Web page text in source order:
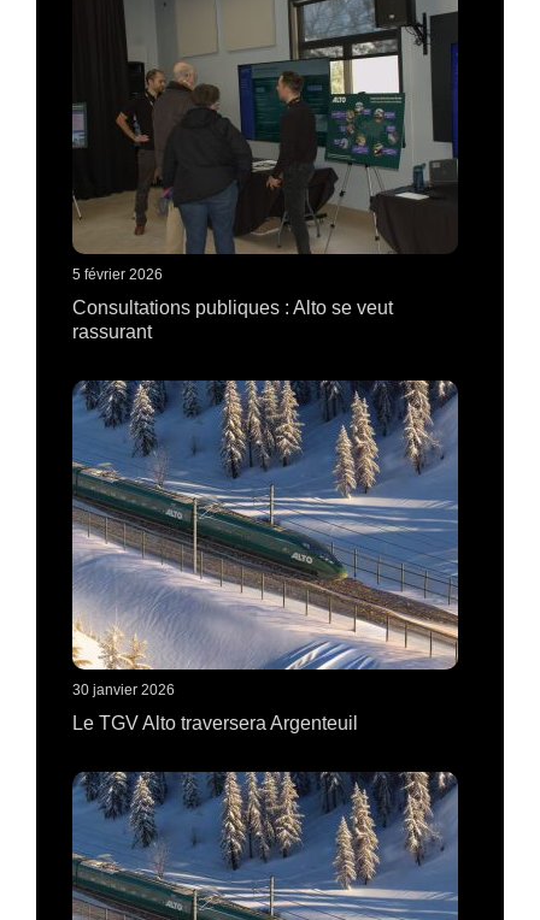
5 février 2026
Consultations publiques : Alto se veut
rassurant
30 janvier 2026
Le TGV Alto traversera Argenteuil